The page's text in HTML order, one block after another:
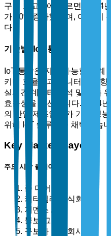
구의 보고서에 따르면, 2024
가 20% 증가했으며, 이는 이
다.
기술별: IoT 통합
IoT 통합은 지속 가능한 기계
키며 효율성과 모니터링을 향
실시간 데이터 분석 및 예측
효율성을 개선합니다. 2024
의 산업 제조업체가 기계 성
위해 IoT 솔루션을 채택했습
Key Market Players
주요 시장 플레이어
존 디어
캐터필러 주식회사
지멘스 AG
볼보 그룹
구보다 주식회사